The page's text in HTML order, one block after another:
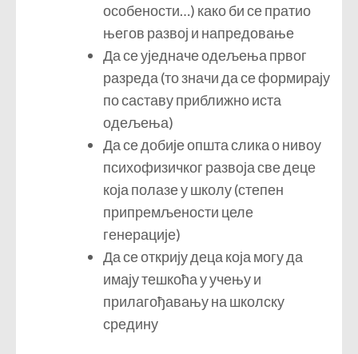
особености…) како би се пратио
његов развој и напредовање
Да се уједначе одељења првог
разреда (то значи да се формирају
по саставу приближно иста
одељења)
Да се добије општа слика о нивоу
психофизичког развоја све деце
која полазе у школу (степен
припремљености целе
генерације)
Да се открију деца која могу да
имају тешкоћа у учењу и
прилагођавању на школску
средину